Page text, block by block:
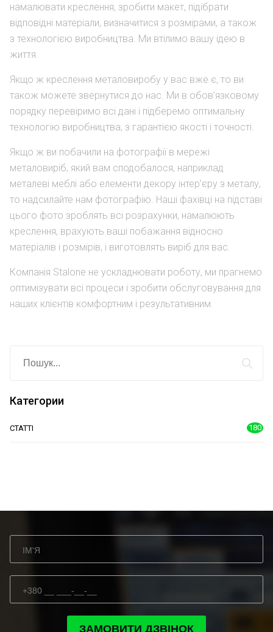
намалювати креслення, зробити макет, підібрати
відповідні матеріали, визначитися з розмірами, а також
з технологією виробництва. Ми втілимо вашу ідею в
життя.
Якщо ж креслення металовиробу у вас вже є, то ви
також можете звернутися до нас. Ми в обов’язковому
порядку перевіримо всі дані і підберемо оптимальну
технологію виробництва, з гарантією якості і точності.
Якщо ж ви побачили на фотографії в мережі
металовиріб, який вам сподобалося, наприклад
металеві меблі або елементи декору інтер’єру з металу,
то надсилайте нам фотографію. Наші фахівці на підставі
цього фото зроблять всі розрахунки, намалюють
креслення, врахують ваші побажання відносно
матеріалів і розмірів, і виготовлять виріб для вас.
Компанія Stalone не ускладнювати роботу, ми прагнемо
оптимізувати всі процеси і зробити обслуговування для
наших клієнтів комфортним і результативним.
Категории
СТАТТІ 180
ЗАМОВИТИ ДЗВІНОК